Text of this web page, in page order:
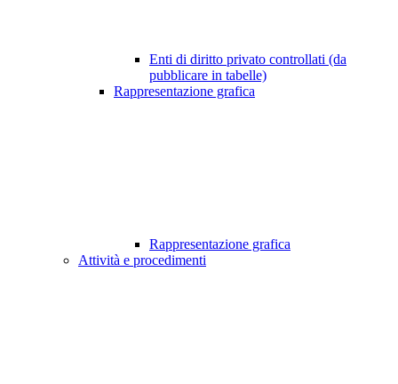
Enti di diritto privato controllati (da
pubblicare in tabelle)
Rappresentazione grafica
Rappresentazione grafica
Attività e procedimenti